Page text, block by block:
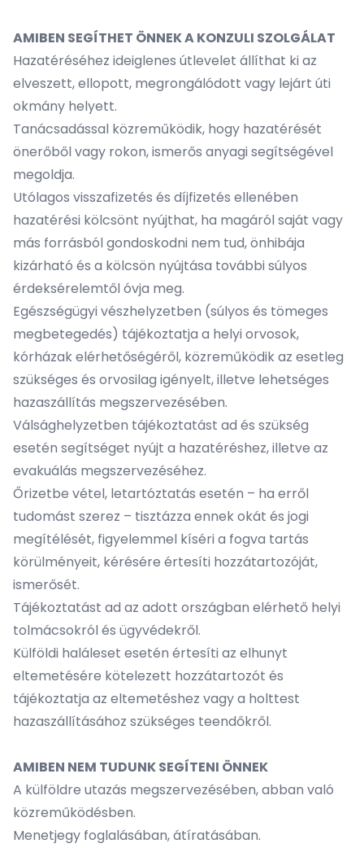
AMIBEN SEGÍTHET ÖNNEK A KONZULI SZOLGÁLAT
Hazatéréséhez ideiglenes útlevelet állíthat ki az
elveszett, ellopott, megrongálódott vagy lejárt úti
okmány helyett.
Tanácsadással közreműködik, hogy hazatérését
önerőből vagy rokon, ismerős anyagi segítségével
megoldja.
Utólagos visszafizetés és díjfizetés ellenében
hazatérési kölcsönt nyújthat, ha magáról saját vagy
más forrásból gondoskodni nem tud, önhibája
kizárható és a kölcsön nyújtása további súlyos
érdeksérelemtől óvja meg.
Egészségügyi vészhelyzetben (súlyos és tömeges
megbetegedés) tájékoztatja a helyi orvosok,
kórházak elérhetőségéről, közreműködik az esetleg
szükséges és orvosilag igényelt, illetve lehetséges
hazaszállítás megszervezésében.
Válsághelyzetben tájékoztatást ad és szükség
esetén segítséget nyújt a hazatéréshez, illetve az
evakuálás megszervezéséhez.
Őrizetbe vétel, letartóztatás esetén – ha erről
tudomást szerez – tisztázza ennek okát és jogi
megítélését, figyelemmel kíséri a fogva tartás
körülményeit, kérésére értesíti hozzátartozóját,
ismerősét.
Tájékoztatást ad az adott országban elérhető helyi
tolmácsokról és ügyvédekről.
Külföldi haláleset esetén értesíti az elhunyt
eltemetésére kötelezett hozzátartozót és
tájékoztatja az eltemetéshez vagy a holttest
hazaszállításához szükséges teendőkről.
AMIBEN NEM TUDUNK SEGÍTENI ÖNNEK
A külföldre utazás megszervezésében, abban való
közreműködésben.
Menetjegy foglalásában, átíratásában.